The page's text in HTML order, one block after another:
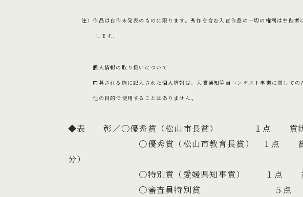
注）作品は自作未発表のものに限ります。秀作を含む入賞作品の一切の権利は主催者
します。
個人情報の取り扱いについて-
応募される際に記入された個人情報は、入賞通知等当コンテスト事業に関してのみ
他の目的で使用することはありません。
◆表 彰／〇優秀賞（松山市長賞） １点 賞状・記
〇優秀賞（松山市教育長賞） １点 賞状・
分）
〇特別賞（愛媛県知事賞） １点 賞状
〇審査員特別賞 ５点 賞状